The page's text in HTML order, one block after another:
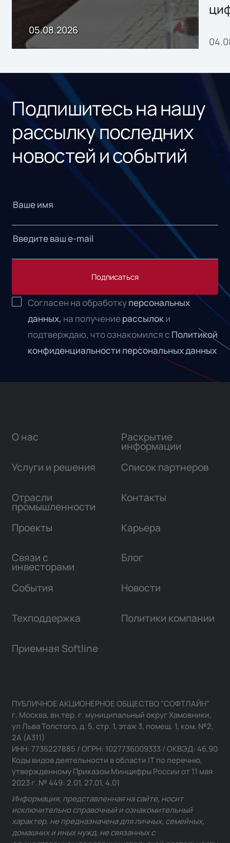
05.08.2026
Подпишитесь на нашу
рассылку последних
новостей и событий
Подписаться
Согласен на обработкуперсональных
данных, на получениерассылок и
подтверждаю, что ознакомился с Политикой
конфиденциальности персональных данных
О нас
Услуги и решения
Отрасли
промышленности
Проекты
Связи с
инвесторами
Раскрытие
информации
Список партнеров
Контакты
Карьера
Блог
События Новости
Техподдержка Политики компании
Приемная Softline
ПУБЛИЧНОЕ АКЦИОНЕРНОЕ ОБЩЕСТВО "СОФТЛАЙН"
г. Москва, вн.тер. г. муниципальный округ Хамовники,
ул Льва Толстого, д. 5, стр. 1, этаж 3, помещ. 1, ком. №2,
2А (А311)
ИНН: 7736227885 / ОГРН: 1027736009333 / ОКВЭД: 46.90
Коды видов деятельности в области IT по перечню,
утвержденному Приказом Минцифры России от 11 мая
2023 г. № 449: 2.01, 27.01, 4.01
Информация, представленная на сайте, носит
исключительно справочный и ознакомительный
характер, не предназначена для личных, семейных,
домашних и иных нужд, не связанных с